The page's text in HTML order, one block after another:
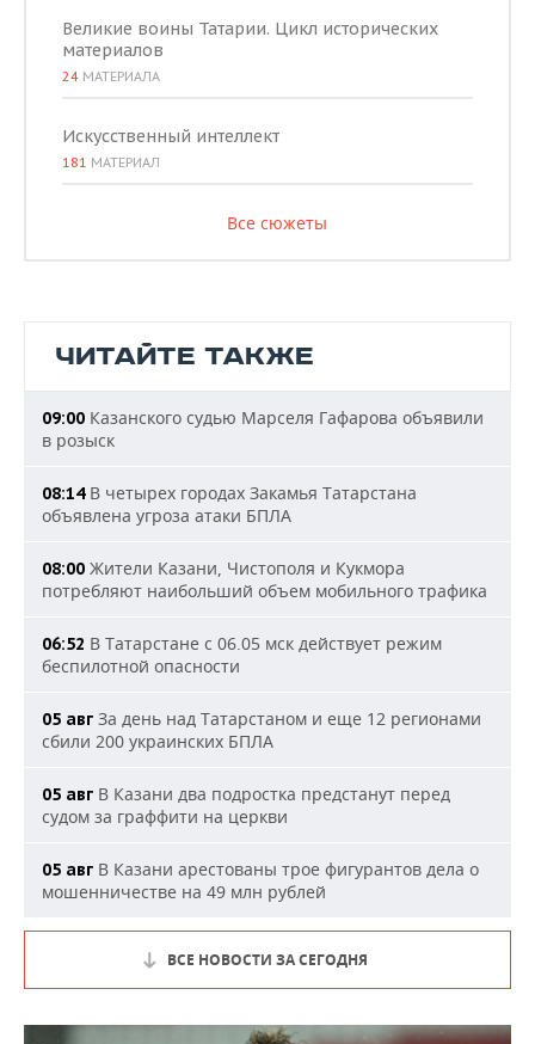
Великие воины Татарии. Цикл исторических
материалов
24 МАТЕРИАЛА
Искусственный интеллект
181 МАТЕРИАЛ
Все сюжеты
ЧИТАЙТЕ ТАКЖЕ
09:00 Казанского судью Марселя Гафарова объявили
в розыск
08:14В четырех городах Закамья Татарстана
объявлена угроза атаки БПЛА
08:00 Жители Казани, Чистополя и Кукмора
потребляют наибольший объем мобильного трафика
06:52 В Татарстане с 06.05 мск действует режим
беспилотной опасности
05 авг За день над Татарстаном и еще 12 регионами
сбили 200 украинских БПЛА
05 авг В Казани два подростка предстанут перед
судом за граффити на церкви
05 авг В Казани арестованы трое фигурантов дела о
мошенничестве на 49 млн рублей
ВСЕ НОВОСТИ ЗА СЕГОДНЯ